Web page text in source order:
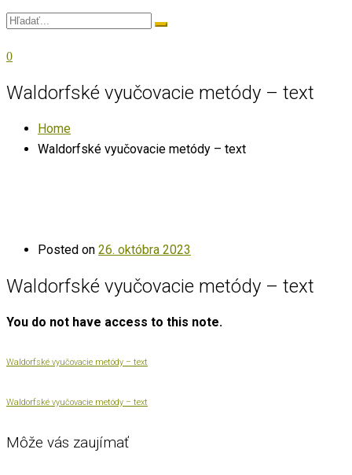
0
Waldorfské vyučovacie metódy – text
Home
Waldorfské vyučovacie metódy – text
Posted on 26. októbra 2023
Waldorfské vyučovacie metódy – text
You do not have access to this note.
Waldorfské vyučovacie metódy – text
Waldorfské vyučovacie metódy – text
Môže vás zaujímať